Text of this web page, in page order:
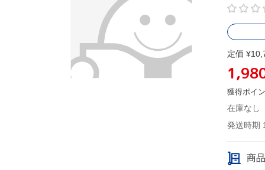
定価
獲得ポイ
在庫なし
発送時期
商